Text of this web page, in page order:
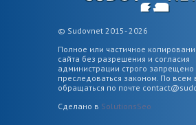
© Sudovnet 2015- 2026
Полное или частичное
сайта без разрешения и согласия
администрации строго запрещено
преследоваться законом. По всем
обращаться по почте
Сделано в SolutionsSeo